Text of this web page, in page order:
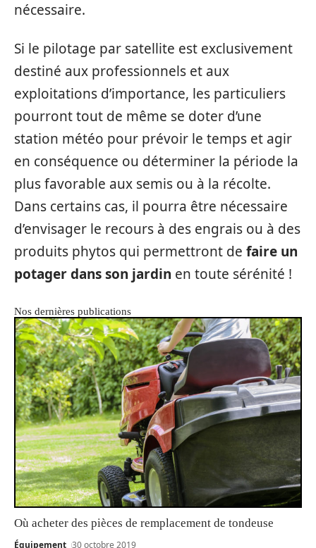
nécessaire.
Si le pilotage par satellite est exclusivement
destiné aux professionnels et aux
exploitations d’importance, les particuliers
pourront tout de même se doter d’une
station météo pour prévoir le temps et agir
en conséquence ou déterminer la période la
plus favorable aux semis ou à la récolte.
Dans certains cas, il pourra être nécessaire
d’envisager le recours à des engrais ou à des
produits phytos qui permettront de faire un
potager dans son jardin en toute sérénité !
Nos dernières publications
Où acheter des pièces de remplacement de tondeuse
Équipement 30 octobre 2019